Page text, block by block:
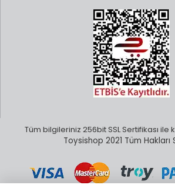
Tüm bilgileriniz 256bit SSL Sertifikası ile
Toysishop 2021 Tüm Hakları